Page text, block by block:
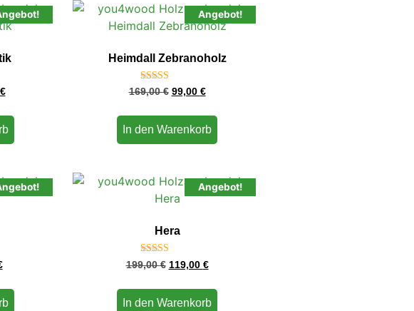
€
Angebot!
Heimdall Zebranoholz
Bewertet
mit
von 5
169,00€ 99,00 €
In den Warenkorb
Angebot!
Hera
Bewertet
mit
von 5
199,00€ 119,00 €
In den Warenkorb